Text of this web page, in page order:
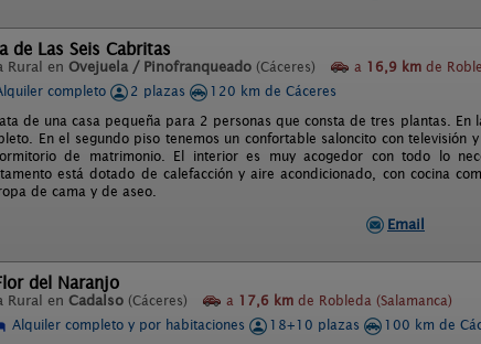
de Las Seis Cabritas
Rural en Ovejuela / Pinofranqueado (Cáceres) a 16,9 km de
completo
2 plazas
120 km de Cáceres
de una casa pequeña para 2 personas que consta de tres plantas.
En el segundo piso tenemos un confortable saloncito con televisión
de matrimonio. El interior es muy acogedor con todo lo
está dotado de calefacción y aire acondicionado, con cocina
de cama y de aseo.
Email
del Naranjo
Rural en Cadalso (Cáceres) a 17,6 km de Robleda (Salamanca)
Alquiler completo y por habitaciones
18+10 plazas
100 km de